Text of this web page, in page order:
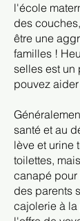
l'école
des
être une
familles !
selles est un
pouvez
santé et au
lève et urine
toilettes,
canapé pour
des parents
cajolerie à